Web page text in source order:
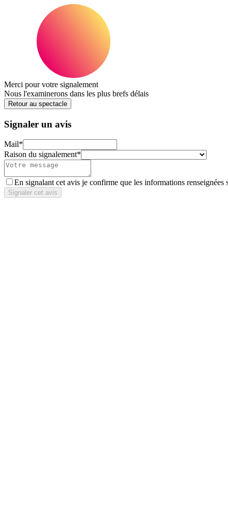
Merci pour votre signalement
Nous l'examinerons dans les plus brefs délais
Retour au spectacle
Signaler un avis
Mail*
Raison du signalement*
En signalant cet avis je confirme que les informations renseignées
Signaler cet avis